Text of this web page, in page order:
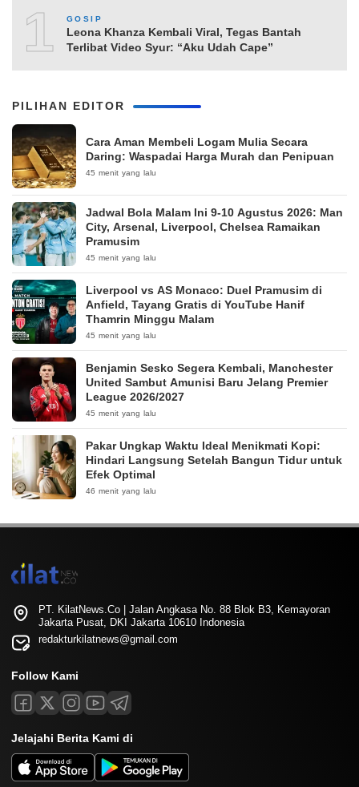
10
GOSIP
Leona Khanza Kembali Viral, Tegas Bantah
Terlibat Video Syur: “Aku Udah Cape”
PILIHAN EDITOR
Cara Aman Membeli Logam Mulia Secara
Daring: Waspadai Harga Murah dan Penipuan
45 menit yang lalu
Jadwal Bola Malam Ini 9-10 Agustus 2026: Man
City, Arsenal, Liverpool, Chelsea Ramaikan
Pramusim
45 menit yang lalu
Liverpool vs AS Monaco: Duel Pramusim di
Anfield, Tayang Gratis di YouTube Hanif
Thamrin Minggu Malam
45 menit yang lalu
Benjamin Sesko Segera Kembali, Manchester
United Sambut Amunisi Baru Jelang Premier
League 2026/2027
45 menit yang lalu
Pakar Ungkap Waktu Ideal Menikmati Kopi:
Hindari Langsung Setelah Bangun Tidur untuk
Efek Optimal
46 menit yang lalu
PT. KilatNews.Co | Jalan Angkasa No. 88 Blok B3, Kemayoran
Jakarta Pusat, DKI Jakarta 10610 Indonesia
redakturkilatnews@gmail.com
Follow Kami
Jelajahi Berita Kami di